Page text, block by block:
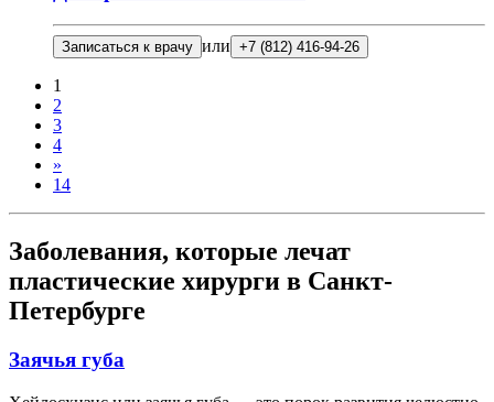
Записаться к врачу или +7 (812) 416-94-26
1
2
3
4
»
14
Заболевания, которые лечат
пластические хирурги в Санкт-
Петербурге
Заячья губа